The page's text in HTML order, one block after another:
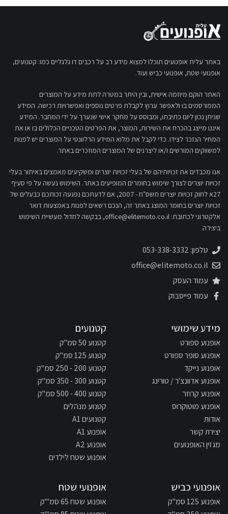
באתר עלית אופנועים תוכלו למצוא מידע רב על רכבים דו גלגליים כמו: קטנועים,
אופנועי שטח, אופנועי כביש ועוד.
האתר הוקם מיוזמה אישית, ובין היתר במטרה לתת מידע על המוצרים
המפורסמים בו ולאפשר ערוץ לקבלת פרטים נוספים ואפשרויות רכישה. המידע
שניתן נכון ליום כתיבתו, ומבוסס על מחקר אישי שנערך על ידי המחבר. המידע
איננו מייצג בהכרח את השירות, המוצר, את הפרטים הטכניים הכלולים בו או את
המחיר הנזכר לצידו. כדי לקבל את מלוא המידע הרלוונטי על המוצרים יש לפנות
למשווקים המורשים ו/או ליצרנים של המוצרים המוזכרים באתר.
אנו מכבדים את זכויותיהם של בעלי זכויות יוצרים ומשקיעים מאמצים באיתור בעלי
זכויות יוצרים לצורך שימוש בחומרים המופיעים באתר. השימוש נעשה על פי סעיף
27א לחוק זכויות יוצרים תשס"ח - 2007, אם לדעתכם נפגעה זכותכם כבעלים של
זכויות יוצרים בחומר המוצג באתר זה, הנכם רשאים לפנות באמצעות דואר
אלקטרוני לכתובת: office@elitemoto.co.il, בבקשה לחדול מעשיית השימוש
ביצירה.
טלפון: 053-338-3332
office@elitemoto.co.il
עמוד העסק
עמוד פייסבוק
מידע שימושי
אופנוע ספורט
אופנוע סופר ספורט
אופנוע נייקד
אופנוע אדוונצ'ר / טורינג
אופנוע קרוזר
אופנוע מוטוקרוס
אודות
יצירת קשר
מגזין האופנועים
קטנועים
קטנוע 50 סמ"ק
קטנוע 125 סמ"ק
קטנוע 200 - 250 סמ"ק
קטנוע 300 - 350 סמ"ק
קטנוע 400 - 500 סמ"ק
קטנוע מנהלים
קטנועים A1
אופנוע A1
אופנוע A2
אופנוע שטח לילדים
אופנועי כביש
אופנוע 125 סמ"ק
אופנועי שטח
אופנוע שטח 65 סמ"'ק